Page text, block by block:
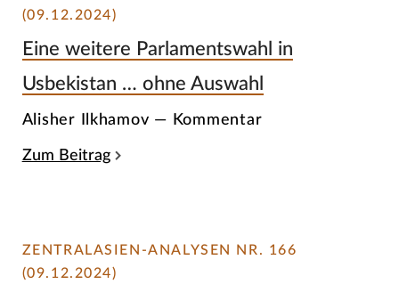
(09.12.2024)
Eine weitere Parlamentswahl in
Usbekistan … ohne Auswahl
Alisher Ilkhamov — Kommentar
Zum Beitrag
ZENTRALASIEN-ANALYSEN NR. 166
(09.12.2024)